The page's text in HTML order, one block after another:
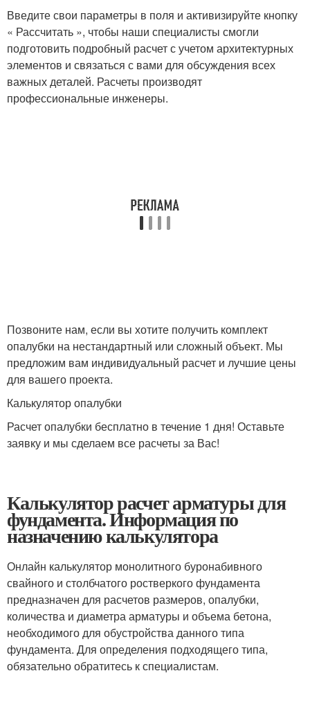
Введите свои параметры в поля и активизируйте кнопку
« Рассчитать », чтобы наши специалисты смогли
подготовить подробный расчет с учетом архитектурных
элементов и связаться с вами для обсуждения всех
важных деталей. Расчеты производят
профессиональные инженеры.
Позвоните нам, если вы хотите получить комплект
опалубки на нестандартный или сложный объект. Мы
предложим вам индивидуальный расчет и лучшие цены
для вашего проекта.
Калькулятор опалубки
Расчет опалубки бесплатно в течение 1 дня! Оставьте
заявку и мы сделаем все расчеты за Вас!
Калькулятор расчет арматуры для
фундамента. Информация по
назначению калькулятора
Онлайн калькулятор монолитного буронабивного
свайного и столбчатого ростверкого фундамента
предназначен для расчетов размеров, опалубки,
количества и диаметра арматуры и объема бетона,
необходимого для обустройства данного типа
фундамента. Для определения подходящего типа,
обязательно обратитесь к специалистам.